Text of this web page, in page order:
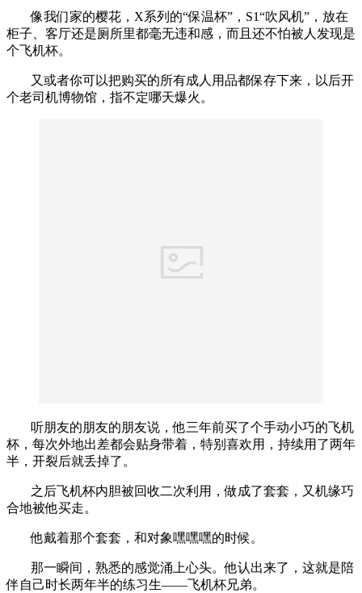
像我们家的樱花，X系列的“保温杯”，S1“吹风机”，放在
柜子、客厅还是厕所里都毫无违和感，而且还不怕被人发现是
个飞机杯。
又或者你可以把购买的所有成人用品都保存下来，以后开
个老司机博物馆，指不定哪天爆火。
听朋友的朋友的朋友说，他三年前买了个手动小巧的飞机
杯，每次外地出差都会贴身带着，特别喜欢用，持续用了两年
半，开裂后就丢掉了。
之后飞机杯内胆被回收二次利用，做成了套套，又机缘巧
合地被他买走。
他戴着那个套套，和对象嘿嘿嘿的时候。
那一瞬间，熟悉的感觉涌上心头。他认出来了，这就是陪
伴自己时长两年半的练习生——飞机杯兄弟。